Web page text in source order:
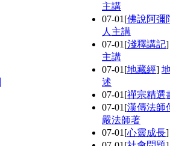
主講
07-01 [佛說阿彌
人主講
07-01 [淺釋講記
主講
07-01 [地藏經]
述
07-01 [禪宗精選
07-01 [漢傳法師
嚴法師著
07-01 [心靈成長